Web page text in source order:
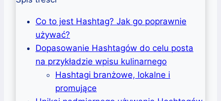
Co to jest Hashtag? Jak go poprawnie
używać?
Dopasowanie Hashtagów do celu posta
na przykładzie wpisu kulinarnego
Hashtagi branżowe, lokalne i
promujące